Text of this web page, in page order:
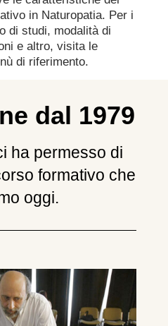
in Naturopatia. Per i
di studi, modalità di
e altro, visita le
di riferimento.
dal 1979
ha permesso di
formativo che
oggi.